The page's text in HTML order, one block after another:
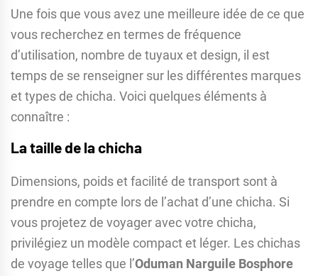
Une fois que vous avez une meilleure idée de ce que
vous recherchez en termes de fréquence
d’utilisation, nombre de tuyaux et design, il est
temps de se renseigner sur les différentes marques
et types de chicha. Voici quelques éléments à
connaître :
La taille de la chicha
Dimensions, poids et facilité de transport sont à
prendre en compte lors de l’achat d’une chicha. Si
vous projetez de voyager avec votre chicha,
privilégiez un modèle compact et léger. Les chichas
de voyage telles que l’Oduman Narguile Bosphore